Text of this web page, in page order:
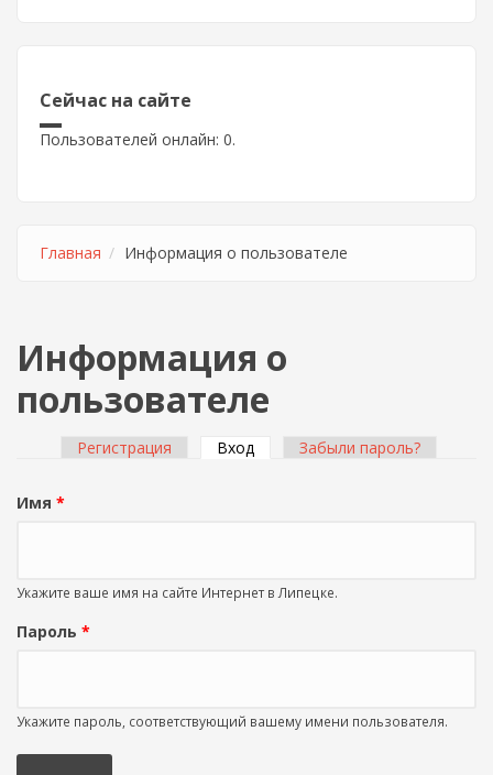
Сейчас на сайте
Пользователей онлайн: 0.
Главная Информация о пользователе
Информация о
пользователе
Регистрация Вход (активная вкладка)
Забыли пароль?
Имя *
Укажите ваше имя на сайте Интернет в Липецке.
Пароль *
Укажите пароль, соответствующий вашему имени пользователя.